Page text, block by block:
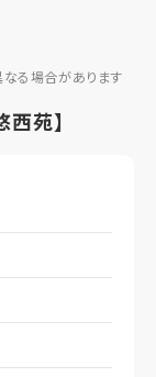
る場合があります
苑】